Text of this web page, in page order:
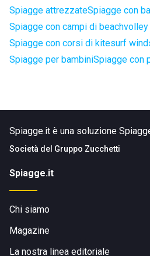
Spiagge attrezzateSpiagge con
Spiagge con campi di
Spiagge con corsi di kitesurf
Spiagge per bambiniSpiagge con
Spiagge.it è una soluzione
Società del Gruppo Zucchetti
Spiagge.it
Chi siamo
Magazine
La nostra linea editoriale